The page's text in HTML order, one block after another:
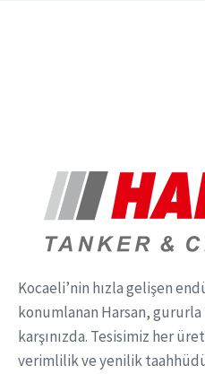
Kocaeli’nin hızla gelişen
konumlanan Harsan,
karşınızda. Tesisimiz her
verimlilik ve yenilik